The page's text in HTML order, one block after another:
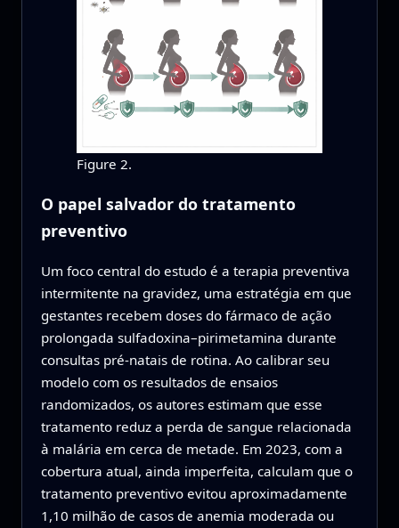
Figure 2.
O papel salvador do tratamento
preventivo
Um foco central do estudo é a terapia preventiva
intermitente na gravidez, uma estratégia em que
gestantes recebem doses do fármaco de ação
prolongada sulfadoxina–pirimetamina durante
consultas pré-natais de rotina. Ao calibrar seu
modelo com os resultados de ensaios
randomizados, os autores estimam que esse
tratamento reduz a perda de sangue relacionada
à malária em cerca de metade. Em 2023, com a
cobertura atual, ainda imperfeita, calculam que o
tratamento preventivo evitou aproximadamente
1,10 milhão de casos de anemia moderada ou